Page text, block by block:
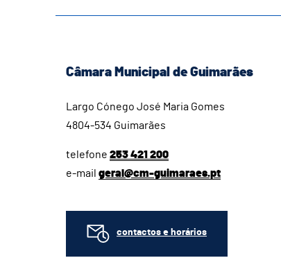
Câmara Municipal de Guimarães
Largo Cónego José Maria Gomes
4804-534 Guimarães
telefone 253 421 200
e-mail geral@cm-guimaraes.pt
contactos e horários